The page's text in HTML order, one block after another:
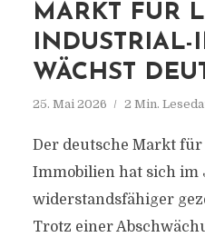
MARKT FÜR
WÄCHST
25. Mai 2026 2 Min.
Der deutsche Markt
Immobilien hat sich im
widerstandsfähiger
Trotz einer